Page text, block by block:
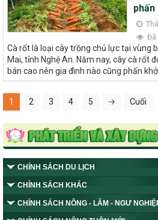
phấn
Đã
Cà rốt là loại cây trồng chủ lực tại vùng
Mai, tỉnh Nghệ An. Năm nay, cây cà rốt
bán cao nên gia đình nào cũng phấn
1 2 3 4 5 🡢 Cuối
CHÍNH SÁCH DU LỊCH
CHÍNH SÁCH KHÁC
CHÍNH SÁCH NÔNG - LÂM - NGƯ